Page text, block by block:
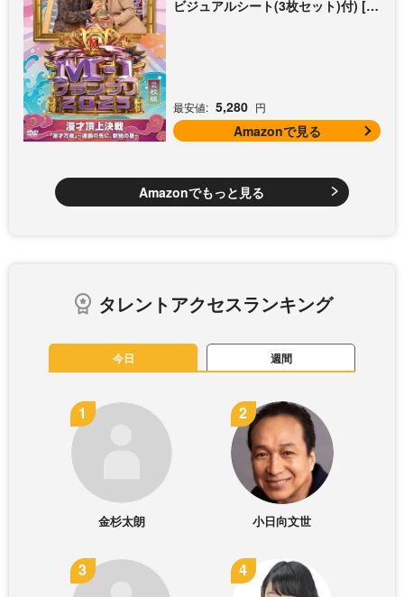
ビジュアルシート(3枚セット)付) [D
最安値: 5,280 円
Amazonで見る
Amazonでもっと見る
タレントアクセスランキング
今日 週間
金杉太朗 小日向文世